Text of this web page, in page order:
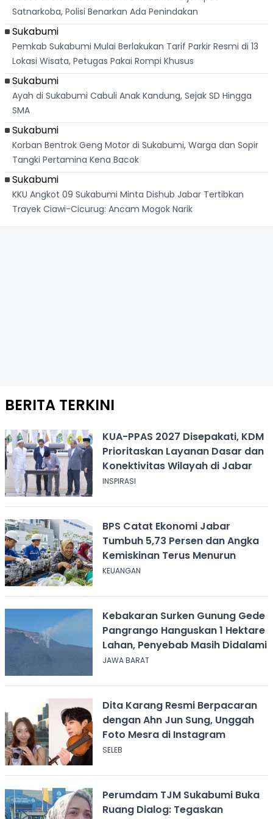
Satnarkoba, Polisi Benarkan Ada Penindakan
Sukabumi
Pemkab Sukabumi Mulai Berlakukan Tarif Parkir Resmi di 13
Lokasi Wisata, Petugas Pakai Rompi Khusus
Sukabumi
Ayah di Sukabumi Cabuli Anak Kandung, Sejak SD Hingga
SMA
Sukabumi
Korban Bentrok Geng Motor di Sukabumi, Warga dan Sopir
Tangki Pertamina Kena Bacok
Sukabumi
KKU Angkot 09 Sukabumi Minta Dishub Jabar Tertibkan
Trayek Ciawi-Cicurug: Ancam Mogok Narik
BERITA TERKINI
KUA-PPAS 2027 Disepakati, KDM
Prioritaskan Layanan Dasar dan
Konektivitas Wilayah di Jabar
INSPIRASI
BPS Catat Ekonomi Jabar
Tumbuh 5,73 Persen dan Angka
Kemiskinan Terus Menurun
KEUANGAN
Kebakaran Surken Gunung Gede
Pangrango Hanguskan 1 Hektare
Lahan, Penyebab Masih Didalami
JAWA BARAT
Dita Karang Resmi Berpacaran
dengan Ahn Jun Sung, Unggah
Foto Mesra di Instagram
SELEB
Perumdam TJM Sukabumi Buka
Ruang Dialog: Tegaskan